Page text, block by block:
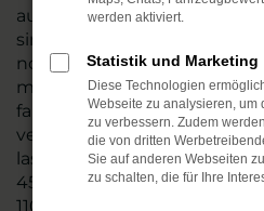
auch Verschleißteile aus.
sind in den meisten Fällen
noch einige Jahre Mobilität
machen. Angeboten
fairen Preis und sind
verfügbar. Stöbern Sie in
lassen Sie sich gezielt von
45 Jahren Erfahrung und
110 Mitarbeitenden
werden aktiviert.
Statistik und Marketing
Diese Technologien
Webseite zu analysieren, um
zu verbessern. Zudem
die von dritten
Sie auf anderen Webseiten
zu schalten, die für Ihre